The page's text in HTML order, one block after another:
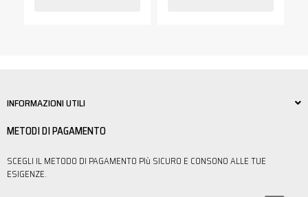
INFORMAZIONI UTILI
METODI DI PAGAMENTO
SCEGLI IL METODO DI PAGAMENTO PIù SICURO E CONSONO ALLE TUE
ESIGENZE.